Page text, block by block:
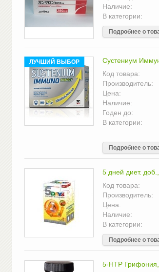
Наличие:
В категории:
Подробнее о
ЛУЧШИЙ ВЫБОР
Сустениум
Код товара:
Производитель:
Цена:
Наличие:
Годен до:
В категории:
Подробнее о
5 дней диет.
Код товара:
Производитель:
Цена:
Наличие:
В категории:
Подробнее о
5-НТР